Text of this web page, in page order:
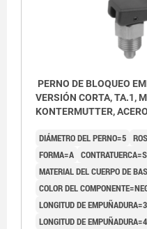
PERNO DE BLOQUEO
VERSIÓN CORTA, TA.1,
KONTERMUTTER,
DIÁMETRO DEL PERNO=5
FORMA=A
MATERIAL DEL CUERPO DE
COLOR DEL
LONGITUD DE
LONGITUD DE